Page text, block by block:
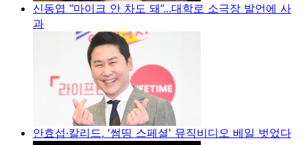
신동엽 “마이크 안 차도 돼”...대학로 소극장 발언에 사
과
안효섭·칼리드, '썸띵 스페셜' 뮤직비디오 베일 벗었다